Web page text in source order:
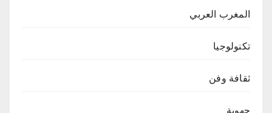
المغرب العربي
تكنولوجيا
ثقافة وفن
جهوية